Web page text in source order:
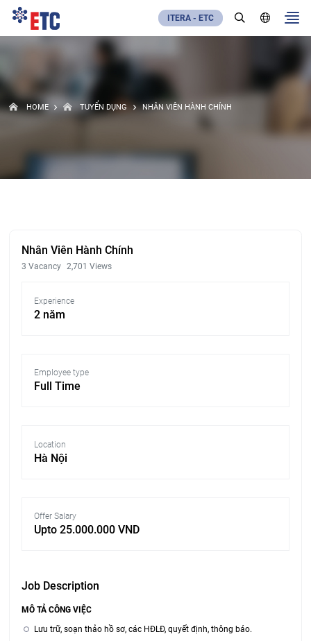
ITERA - ETC
HOME TUYỂN DỤNG NHÂN VIÊN HÀNH CHÍNH
Nhân Viên Hành Chính
3 Vacancy 2,701 Views
Experience
2 năm
Employee type
Full Time
Location
Hà Nội
Offer Salary
Upto 25.000.000 VND
Job Description
MÔ TẢ CÔNG VIỆC
Lưu trữ, soạn thảo hồ sơ, các HĐLĐ, quyết định, thông báo.